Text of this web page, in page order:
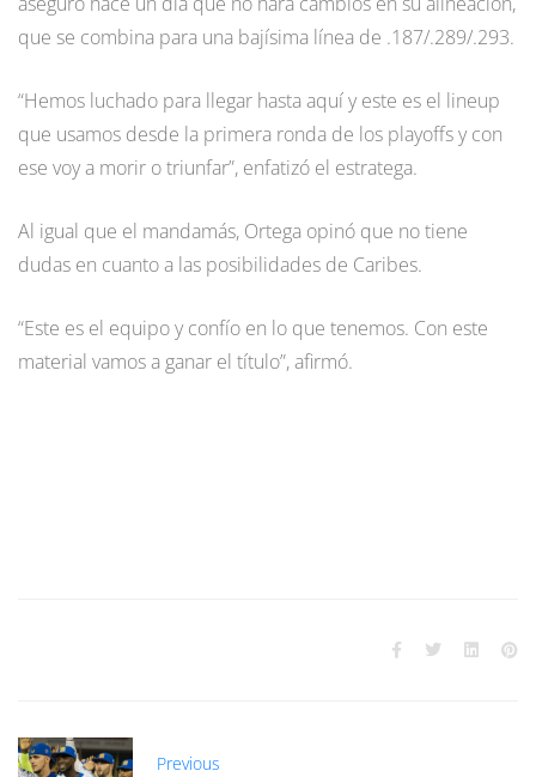
que se combina para una bajísima línea de .187/.289/.293.
“Hemos luchado para llegar hasta aquí y este es el lineup
que usamos desde la primera ronda de los playoffs y con
ese voy a morir o triunfar”, enfatizó el estratega.
Al igual que el mandamás, Ortega opinó que no tiene
dudas en cuanto a las posibilidades de Caribes.
“Este es el equipo y confío en lo que tenemos. Con este
material vamos a ganar el título”, afirmó.
Previous